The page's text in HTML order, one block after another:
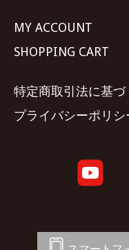
MY ACCOUNT
SHOPPING CART
特定商取引法に基づ
プライバシーポリシ